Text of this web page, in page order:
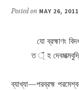
Posted on MAY 26, 2011
যো ব্রহ্মাণং
ত ্ঁ হ
ব্যাখ্যা—পরব্রহ্ম